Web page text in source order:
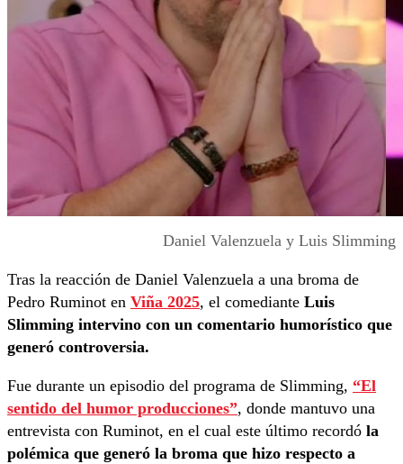
Daniel Valenzuela y Luis Slimming
Tras la reacción de Daniel Valenzuela a una broma de
Pedro Ruminot en Viña 2025, el comediante Luis
Slimming intervino con un comentario humorístico que
generó controversia.
Fue durante un episodio del programa de Slimming, “El
sentido del humor producciones”, donde mantuvo una
entrevista con Ruminot, en el cual este último recordó la
polémica que generó la broma que hizo respecto a